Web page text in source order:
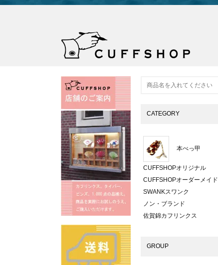
CATEGORY
本べっ甲
CUFFSHOPオリジナル
CUFFSHOPオーダーメイド
SWANKスワンク
ノン・ブランド
佐賀錦カフリンクス
GROUP